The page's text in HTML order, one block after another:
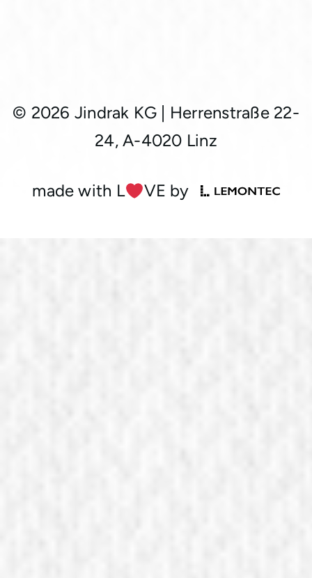
© 2026 Jindrak KG
Herrenstraße 22-
24, A-4020 Linz
made with L ︎VE by